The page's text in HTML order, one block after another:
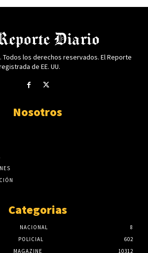
Todos los derechos reservados. El Reporte
de EE. UU.
Nosotros
Categorias
NACIONAL
8
POLICIAL
602
MAGAZINE
10312